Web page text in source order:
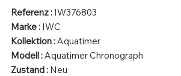
Referenz :IW376803
Marke : IWC
Kollektion :Aquatimer
Modell :Aquatimer Chronograph
Zustand : Neu